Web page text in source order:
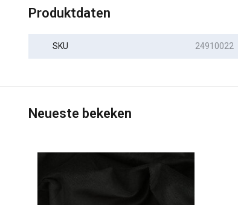
Produktdaten
SKU 24910022
Neueste bekeken